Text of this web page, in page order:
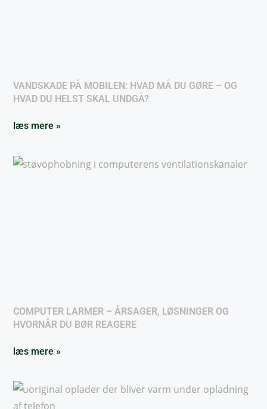
VANDSKADE PÅ MOBILEN: HVAD MÅ DU GØRE – OG
HVAD DU HELST SKAL UNDGÅ?
læs mere »
COMPUTER LARMER – ÅRSAGER, LØSNINGER OG
HVORNÅR DU BØR REAGERE
læs mere »